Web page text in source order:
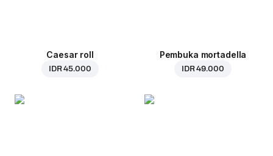
Caesar roll
IDR 45.000
Pembuka mortadella
IDR 49.000